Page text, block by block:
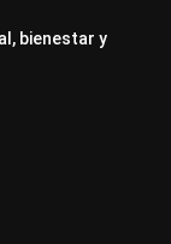
bienestar y